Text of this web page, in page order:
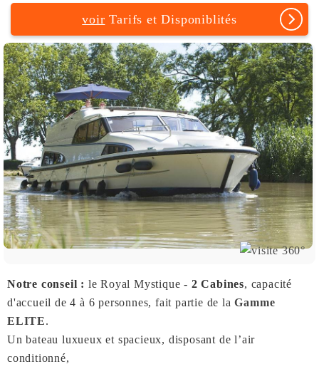
voir Tarifs et Disponiblités
Notre conseil : le Royal Mystique - 2 Cabines, capacité
d'accueil de 4 à 6 personnes, fait partie de laGamme
ELITE.
Un bateau luxueux et spacieux, disposant de l’air
conditionné,